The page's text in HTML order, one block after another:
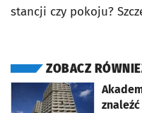
stancji czy pokoju?
ZOBACZ
otworzy się w nowej karcie